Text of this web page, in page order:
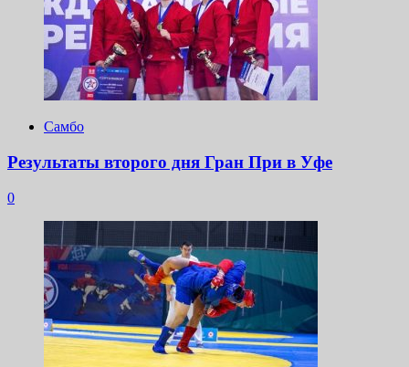
Самбо
Результаты второго дня Гран При в Уфе
0